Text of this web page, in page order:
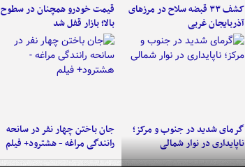
کشف ۳۳ قبضه سلاح در مرزهای
آذربایجان غربی
قیمت خودرو همچنان در سطوح
بالا؛ بازار قفل شد
گرمای شدید در جنوب و مرکز؛
ناپایداری در نوار شمالی
جان باختن چهار نفر در سانحه
رانندگی مراغه - هشترود+ فیلم